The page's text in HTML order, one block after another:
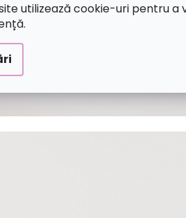
utilizează cookie-uri pentru a